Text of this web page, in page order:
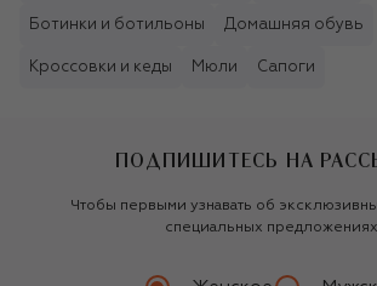
Ботинки и ботильоны Домашняя обувь
Кроссовки и кеды Мюли Сапоги
ПОДПИШИТЕСЬ НА
Чтобы первыми узнавать об
специальных предложениях